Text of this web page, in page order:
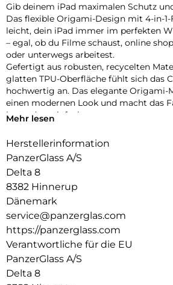
Gib deinem iPad maximalen Schutz
Das flexible Origami-Design mit 4-in-
leicht, dein iPad immer im perfekten
– egal, ob du Filme schaust, online
oder unterwegs arbeitest.
Gefertigt aus robusten, recycelten
glatten TPU-Oberfläche fühlt sich das
hochwertig an. Das elegante Origami-
einen modernen Look und macht das
besonders einfach.
verstärkten Ecken, die den täglichen
Erschütterungen standhalten. Dank
Halterung für deinen Apple Pencil hast
griffbereit.
Bist du bereit, dein iPad auf das
Die iPad Essential Hülle vereint Stil,
in einem cleveren Design – gemacht,
halten, egal wohin dich der Tag führt.
Mehr lesen
Herstellerinformation
PanzerGlass A/S
Delta 8
8382 Hinnerup
Dänemark
service@panzerglas.com
https://panzerglass.com
Verantwortliche für die EU
PanzerGlass A/S
Delta 8